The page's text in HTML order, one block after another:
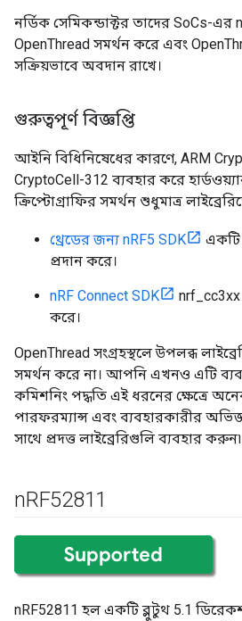
নর্ডিক সেমিকন্ডাক্টর তাদের SoCs-এর
OpenThread সমর্থন করে এবং
সক্রিয়ভাবে অবদান রাখে।
গুরুত্বপূর্ণ বিজ্ঞপ্তি
আইনি বিধিনিষেধের কারণে, ARM
CryptoCell-312 ব্যবহার করে
ক্রিপ্টোগ্রাফির সমর্থন শুধুমাত্র
থ্রেডের জন্য nRF5 SDK
একটি
প্রদান করে।
nRF Connect SDK
nrf_cc3xx
করে।
OpenThread সংগ্রহস্থলে উপলব্ধ
সমর্থন করে না। আপনি এখনও এটি
কমিশনিং পদ্ধতি এই ধরনের ক্ষেত্রে
পারফরম্যান্স এবং ব্যবহারকারীর
সাথে প্রদত্ত লাইব্রেরিগুলি ব্যবহার করুন৷
nRF52811
nRF52811 হল একটি ব্লুটুথ 5.1